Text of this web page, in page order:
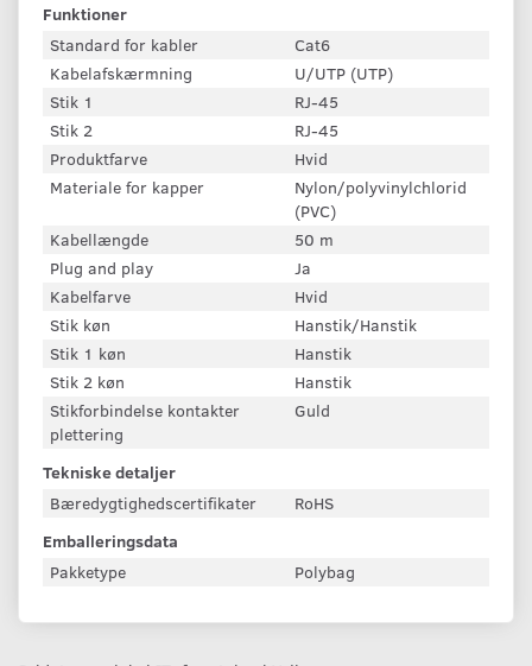
Funktioner
Standard for kabler
Cat6
Kabelafskærmning
U/UTP (UTP)
Stik 1
RJ-45
Stik 2
RJ-45
Produktfarve
Hvid
Materiale for kapper
Nylon/polyvinylchlorid
(PVC)
Kabellængde
50 m
Plug and play
Ja
Kabelfarve
Hvid
Stik køn
Hanstik/Hanstik
Stik 1 køn
Hanstik
Stik 2 køn
Hanstik
Stikforbindelse kontakter
plettering
Guld
Tekniske detaljer
Bæredygtighedscertifikater
RoHS
Emballeringsdata
Pakketype
Polybag